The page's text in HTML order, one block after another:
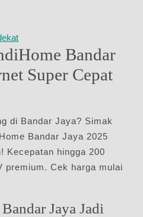
Bandar
Super Cepat
di Bandar Jaya? Simak
Bandar Jaya 2025
Kecepatan hingga 200
premium. Cek harga mulai
Jaya Jadi